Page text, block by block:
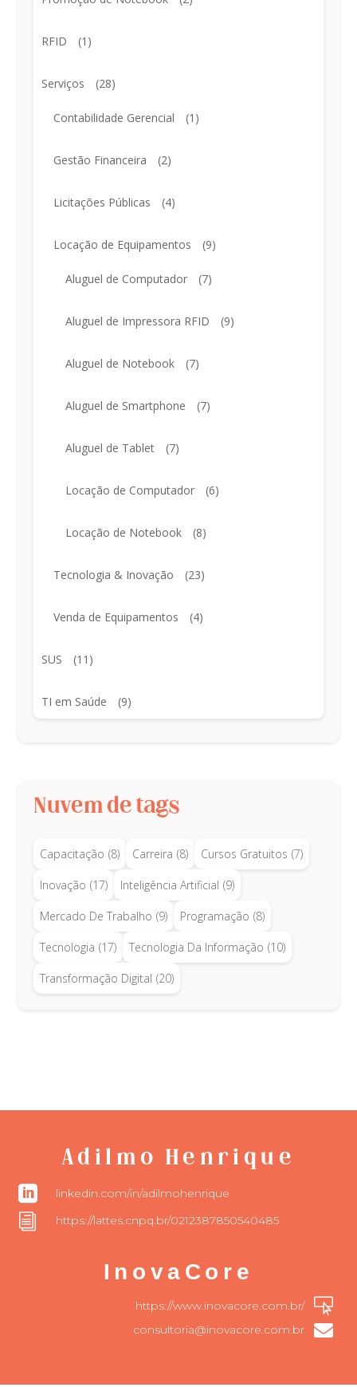
RFID (1)
Serviços (28)
Contabilidade Gerencial (1)
Gestão Financeira (2)
Licitações Públicas (4)
Locação de Equipamentos (9)
Aluguel de Computador (7)
Aluguel de Impressora RFID (9)
Aluguel de Notebook (7)
Aluguel de Smartphone (7)
Aluguel de Tablet (7)
Locação de Computador (6)
Locação de Notebook (8)
Tecnologia & Inovação (23)
Venda de Equipamentos (4)
SUS (11)
TI em Saúde (9)
Nuvem de tags
Capacitação (8) Carreira (8) Cursos Gratuitos (7)
Inovação (17) Inteligência Artificial (9)
Mercado De Trabalho (9) Programação (8)
Tecnologia (17) Tecnologia Da Informação (10)
Transformação Digital (20)
Adilmo Henrique
 linkedin.com/in/adilmohenrique
i https://lattes.cnpq.br/0212387850540485
InovaCore

https://www.inovacore.com.br/

consultoria@inovacore.com.br